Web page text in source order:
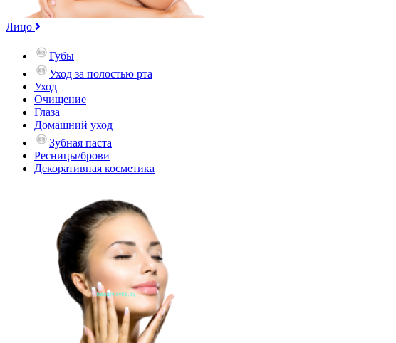
Лицо
Губы
Уход за полостью рта
Уход
Очищение
Глаза
Домашний уход
Зубная паста
Ресницы/брови
Декоративная косметика